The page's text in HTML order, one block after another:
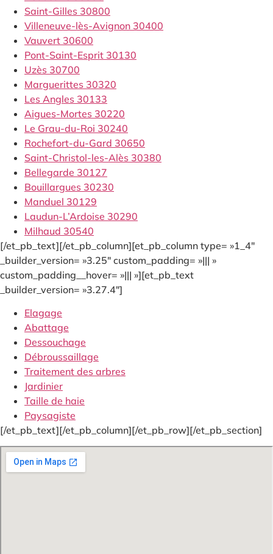
Saint-Gilles 30800
Villeneuve-lès-Avignon 30400
Vauvert 30600
Pont-Saint-Esprit 30130
Uzès 30700
Marguerittes 30320
Les Angles 30133
Aigues-Mortes 30220
Le Grau-du-Roi 30240
Rochefort-du-Gard 30650
Saint-Christol-les-Alès 30380
Bellegarde 30127
Bouillargues 30230
Manduel 30129
Laudun-L’Ardoise 30290
Milhaud 30540
[/et_pb_text][/et_pb_column][et_pb_column type= »1_4″
_builder_version= »3.25″ custom_padding= »||| »
custom_padding__hover= »||| »][et_pb_text
_builder_version= »3.27.4″]
Elagage
Abattage
Dessouchage
Débroussaillage
Traitement des arbres
Jardinier
Taille de haie
Paysagiste
[/et_pb_text][/et_pb_column][/et_pb_row][/et_pb_section]